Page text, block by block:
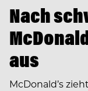
Nach
aus
McDonald’s